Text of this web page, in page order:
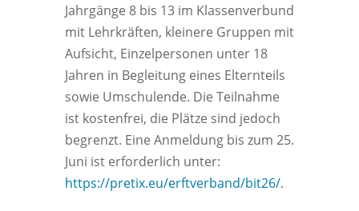
Jahrgänge 8 bis 13 im Klassenverbund
mit Lehrkräften, kleinere Gruppen mit
Aufsicht, Einzelpersonen unter 18
Jahren in Begleitung eines Elternteils
sowie Umschulende. Die Teilnahme
ist kostenfrei, die Plätze sind jedoch
begrenzt. Eine Anmeldung bis zum 25.
Juni ist erforderlich unter:
https://pretix.eu/erftverband/bit26/.